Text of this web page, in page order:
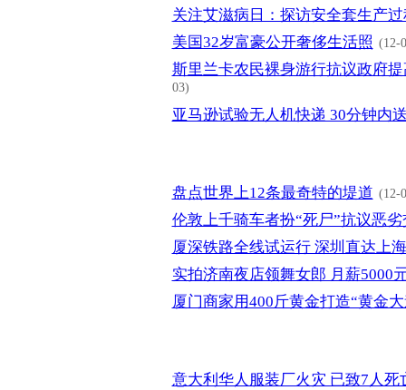
关注艾滋病日：探访安全套生产过
美国32岁富豪公开奢侈生活照 (12-
斯里兰卡农民裸身游行抗议政府
03)
亚马逊试验无人机快递 30分钟内
盘点世界上12条最奇特的堤道 (12-
伦敦上千骑车者扮“死尸”抗议恶劣
厦深铁路全线试运行 深圳直达上
实拍济南夜店领舞女郎 月薪5000
厦门商家用400斤黄金打造“黄金
意大利华人服装厂火灾 已致7人死